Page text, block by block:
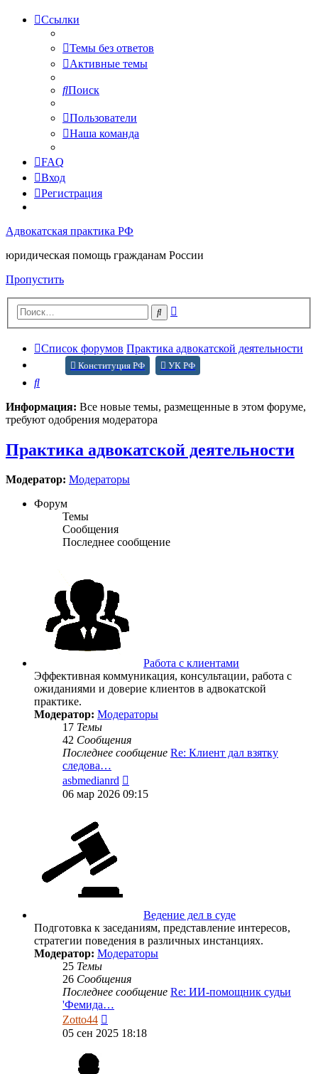
Ссылки
Темы без ответов
Активные темы
Поиск
Пользователи
Наша команда
FAQ
Вход
Регистрация
Адвокатская практика РФ
юридическая помощь гражданам России
Пропустить
Поиск
Список форумов Практика адвокатской деятельности
Конституция РФ УК РФ
Поиск
Информация: Все новые темы, размещенные в этом форуме,
требуют одобрения модератора
Практика адвокатской деятельности
Модератор: Модераторы
Форум
Темы
Сообщения
Последнее сообщение
Работа с клиентами
Эффективная коммуникация, консультации, работа с
ожиданиями и доверие клиентов в адвокатской
практике.
Модератор: Модераторы
17 Темы
42 Сообщения
Последнее сообщение Re: Клиент дал взятку
следова…
asbmedianrd
к
06 мар 2026 09:15
Ведение дел в суде
Подготовка к заседаниям, представление интересов,
стратегии поведения в различных инстанциях.
Модератор: Модераторы
25 Темы
26 Сообщения
Последнее сообщение Re: ИИ-помощник судьи
'Фемида…
Zotto44
к
05 сен 2025 18:18